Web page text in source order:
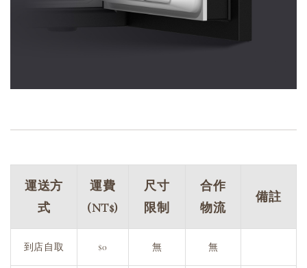
運送方
式
運費
(NT$)
尺寸
限制
合作
物流
備註
到店自取 $0 無 無